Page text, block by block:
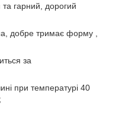
гарний, дорогий
добре тримає форму ,
за
при температурі 40